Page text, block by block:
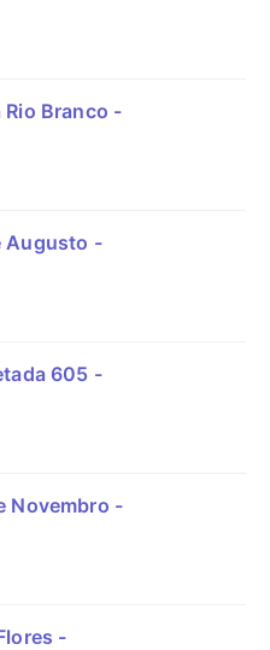
Rio Branco -
Augusto -
605 -
Novembro -
-